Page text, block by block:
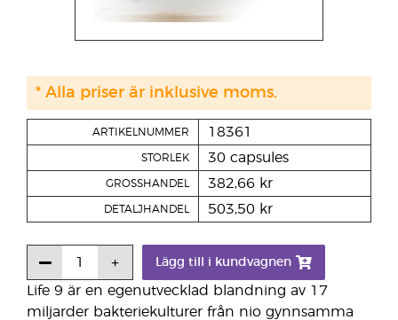
Life 9 är en egenutvecklad blandning av 17
miljarder bakteriekulturer från nio gynnsamma
ARTIKELNUMMER 18361
STORLEK 30 capsules
GROSSHANDEL 382,66 kr
DETALJHANDEL 503,50 kr
Lägg till i kundvagnen
* Alla priser är inklusive moms.